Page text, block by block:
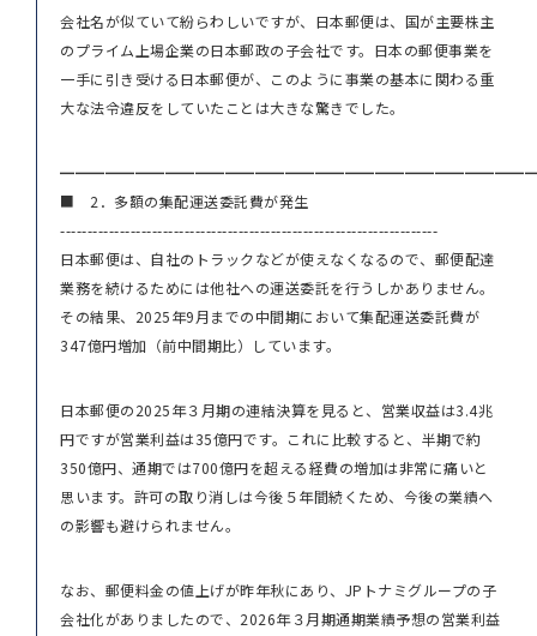
会社名が似ていて紛らわしいですが、日本郵便は、国が主要株主
のプライム上場企業の日本郵政の子会社です。日本の郵便事業を
一手に引き受ける日本郵便が、このように事業の基本に関わる重
大な法令違反をしていたことは大きな驚きでした。
■ 2．多額の集配運送委託費が発生
----------------------------------------------------------------------
日本郵便は、自社のトラックなどが使えなくなるので、郵便配達
業務を続けるためには他社への運送委託を行うしかありません。
その結果、2025年9月までの中間期において集配運送委託費が
347億円増加（前中間期比）しています。
日本郵便の2025年３月期の連結決算を見ると、営業収益は3.4兆
円ですが営業利益は35億円です。これに比較すると、半期で約
350億円、通期では700億円を超える経費の増加は非常に痛いと
思います。許可の取り消しは今後５年間続くため、今後の業績へ
の影響も避けられません。
なお、郵便料金の値上げが昨年秋にあり、JPトナミグループの子
会社化がありましたので、2026年３月期通期業績予想の営業利益